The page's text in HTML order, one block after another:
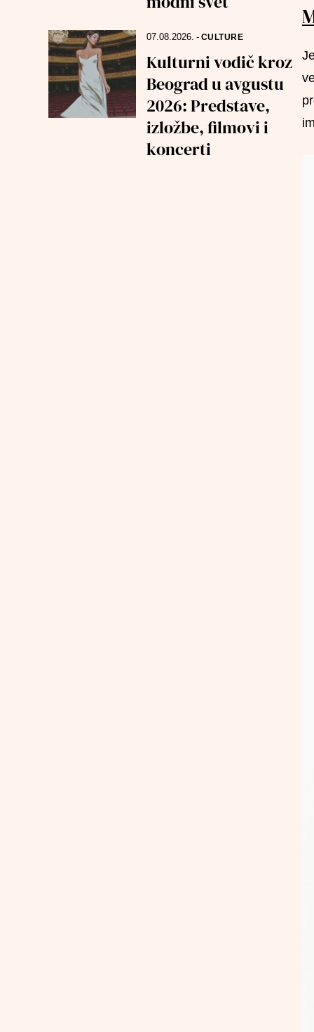
07.08.2026. - CULTURE
Kulturni vodič kroz
Beograd u avgustu
2026: Predstave,
izložbe, filmovi i
koncerti